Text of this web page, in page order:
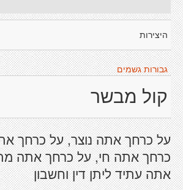
היצירות
גבורות גשמים
קול מבשר
על כרחך אתה נוצר, על כרחך
כרחך אתה חי, על כרחך אתה
אתה עתיד ליתן דין וחשבון